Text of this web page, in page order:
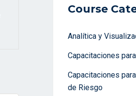
Course
Analítica y
Capacitaciones
Capacitaciones
de Riesgo